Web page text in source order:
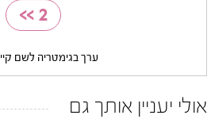
2
>>
ערך בגימטריה לשם
אולי יעניין אותך גם